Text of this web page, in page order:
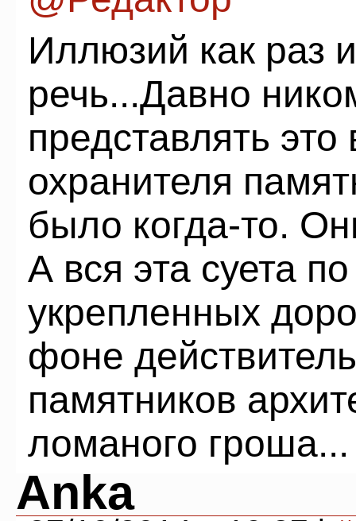
Иллюзий как раз
речь...Давно
представлять это
охранителя
было когда-то.
А вся эта суета
укрепленных
фоне
памятников
ломаного гроша...
Anka